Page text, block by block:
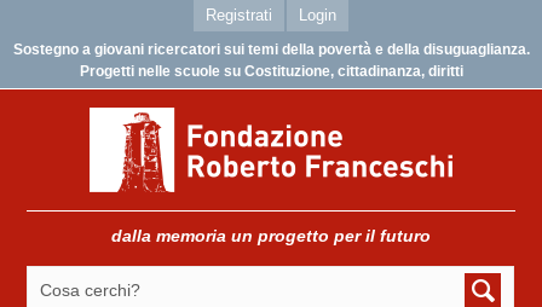
Registrati Login
Sostegno a giovani ricercatori sui temi della povertà e della disuguaglianza.
Progetti nelle scuole su Costituzione, cittadinanza, diritti
dalla memoria un progetto per il futuro